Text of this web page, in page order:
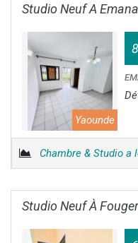
Studio Neuf A Emana
Yaounde
Chambre & Studio a
Studio Neuf À